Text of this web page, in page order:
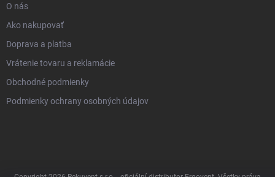
O nás
Ako nakupovať
Doprava a platba
Vrátenie tovaru a reklamácie
Obchodné podmienky
Podmienky ochrany osobných údajov